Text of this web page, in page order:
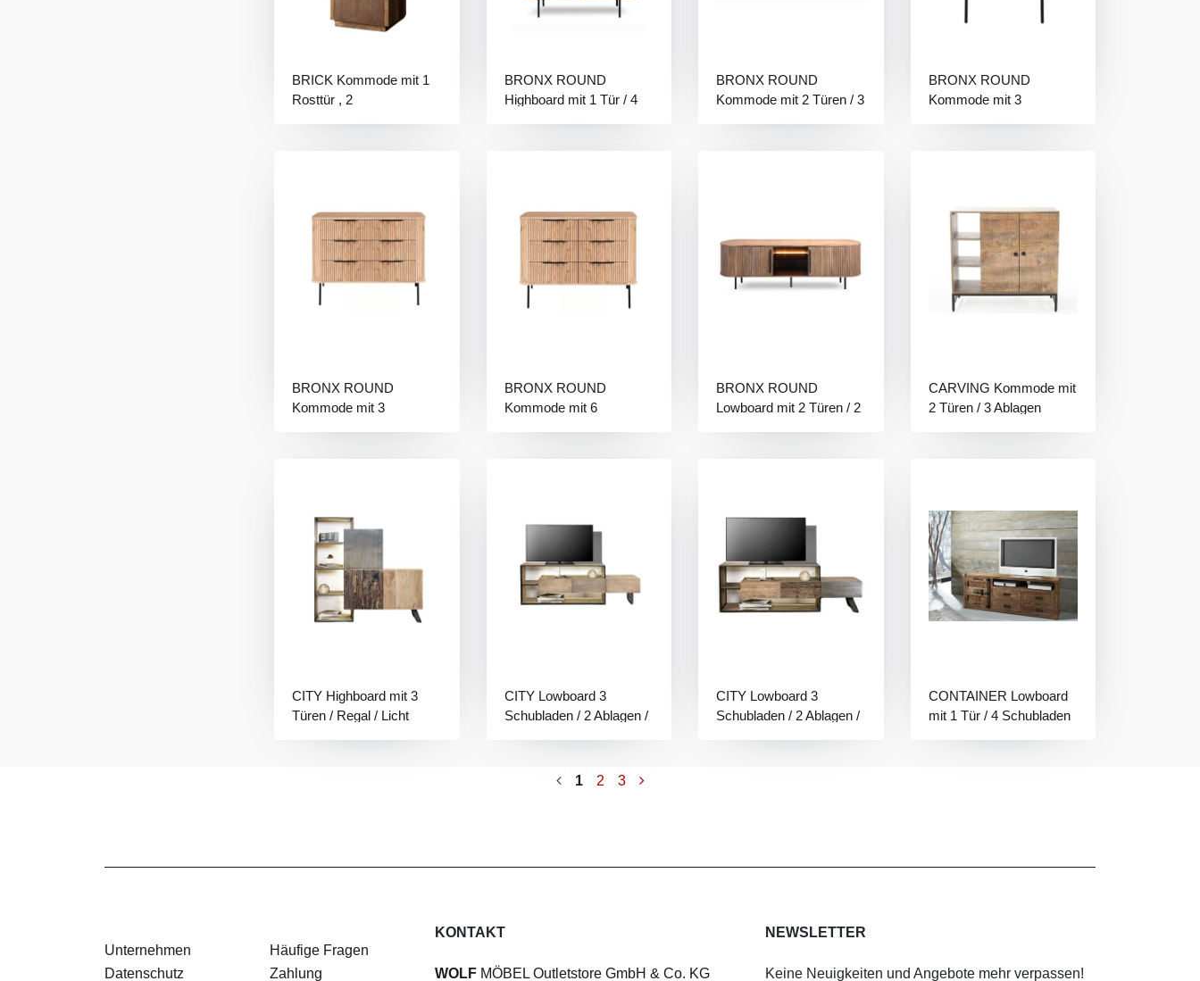
BRICK Kommode mit 1
Rosttür , 2
BRONX ROUND
Highboard mit 1 Tür / 4
BRONX ROUND
Kommode mit 2 Türen / 3
BRONX ROUND
Kommode mit 3
BRONX ROUND
Kommode mit 3
BRONX ROUND
Kommode mit 6
BRONX ROUND
Lowboard mit 2 Türen / 2
CARVING Kommode mit
2 Türen / 3 Ablagen
CITY Highboard mit 3
Türen / Regal / Licht
CITY Lowboard 3
Schubladen / 2 Ablagen /
CITY Lowboard 3
Schubladen / 2 Ablagen /
CONTAINER Lowboard
mit 1 Tür / 4 Schubladen
1 2 3
Unternehmen
Datenschutz
Häufige Fragen
Zahlung
KONTAKT
WOLF MÖBEL Outletstore GmbH & Co. KG
NEWSLETTER
Keine Neuigkeiten und Angebote mehr verpassen!